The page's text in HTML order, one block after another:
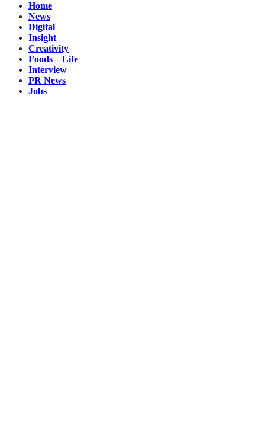
Home
News
Digital
Insight
Creativity
Foods – Life
Interview
PR News
Jobs